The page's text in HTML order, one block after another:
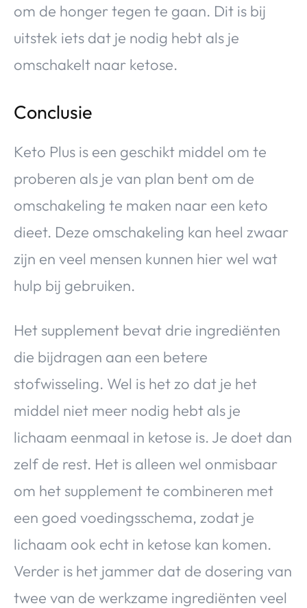
om de honger tegen te gaan. Dit is bij
uitstek iets dat je nodig hebt als je
omschakelt naar ketose.
Conclusie
Keto Plus is een geschikt middel om te
proberen als je van plan bent om de
omschakeling te maken naar een keto
dieet. Deze omschakeling kan heel zwaar
zijn en veel mensen kunnen hier wel wat
hulp bij gebruiken.
Het supplement bevat drie ingrediënten
die bijdragen aan een betere
stofwisseling. Wel is het zo dat je het
middel niet meer nodig hebt als je
lichaam eenmaal in ketose is. Je doet dan
zelf de rest. Het is alleen wel onmisbaar
om het supplement te combineren met
een goed voedingsschema, zodat je
lichaam ook echt in ketose kan komen.
Verder is het jammer dat de dosering van
twee van de werkzame ingrediënten veel